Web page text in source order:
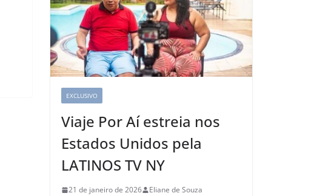
EXCLUSIVO
Viaje Por Aí estreia nos
Estados Unidos pela
LATINOS TV NY
21 de janeiro de 2026 Eliane de Souza